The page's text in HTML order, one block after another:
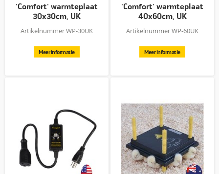
'Comfort' warmteplaat
30x30cm, UK
Artikelnummer WP-30UK
Meer informatie
'Comfort' warmteplaat
40x60cm, UK
Artikelnummer WP-60UK
Meer informatie